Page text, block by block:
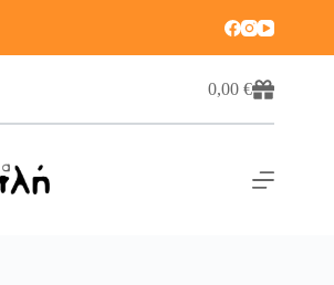
0,00€